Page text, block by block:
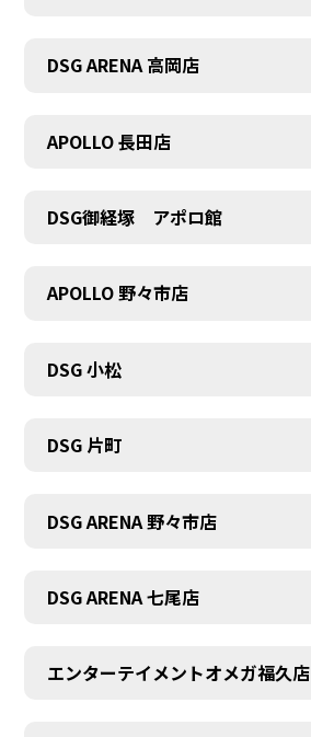
DSG ARENA 高岡店
APOLLO 長田店
DSG御経塚 アポロ館
APOLLO 野々市店
DSG 小松
DSG 片町
DSG ARENA 野々市店
DSG ARENA 七尾店
エンターテイメントオメガ福久店